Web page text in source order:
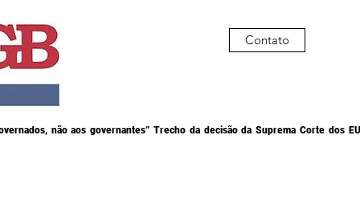
não aos governantes” Trecho da decisão da Suprema Corte dos
Contato